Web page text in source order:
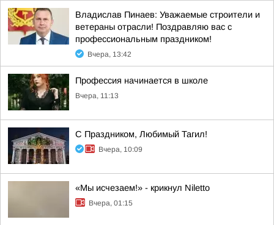
Владислав Пинаев: Уважаемые строители и
ветераны отрасли! Поздравляю вас с
профессиональным праздником!
Вчера, 13:42
Профессия начинается в школе
Вчера, 11:13
С Праздником, Любимый Тагил!
Вчера, 10:09
«Мы исчезаем!» - крикнул Niletto
Вчера, 01:15